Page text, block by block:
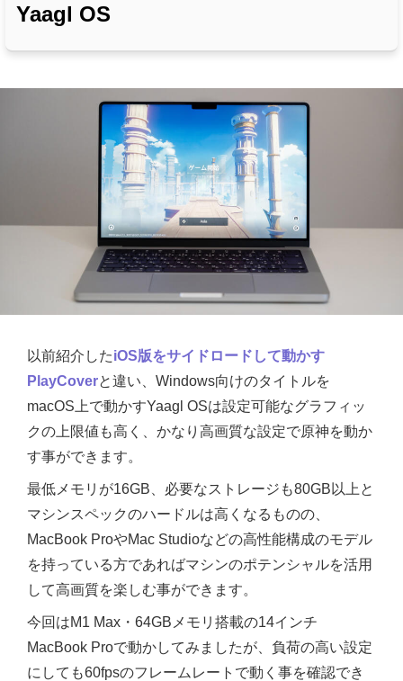
Yaagl OS
以前紹介したiOS版をサイドロードして動かす
PlayCoverと違い、Windows向けのタイトルを
macOS上で動かすYaagl OSは設定可能なグラフィッ
クの上限値も高く、かなり高画質な設定で原神を動か
す事ができます。
最低メモリが16GB、必要なストレージも80GB以上と
マシンスペックのハードルは高くなるものの、
MacBook ProやMac Studioなどの高性能構成のモデル
を持っている方であればマシンのポテンシャルを活用
して高画質を楽しむ事ができます。
今回はM1 Max・64GBメモリ搭載の14インチ
MacBook Proで動かしてみましたが、負荷の高い設定
にしても60fpsのフレームレートで動く事を確認でき